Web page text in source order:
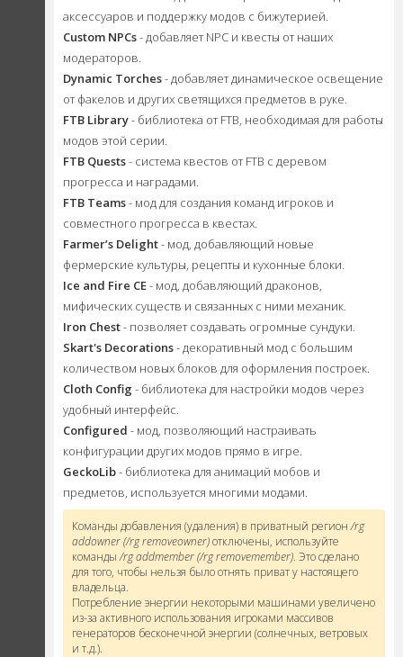
аксессуаров и поддержку модов с бижутерией.
Custom NPCs- добавляет NPC и квесты от наших
модераторов.
Dynamic Torches- добавляет динамическое освещение
от факелов и других светящихся предметов в руке.
FTB Library- библиотека от FTB, необходимая для работы
модов этой серии.
FTB Quests- система квестов от FTB с деревом
прогресса и наградами.
FTB Teams- мод для создания команд игроков и
совместного прогресса в квестах.
Farmer’s Delight- мод, добавляющий новые
фермерские культуры, рецепты и кухонные блоки.
Ice and Fire CE- мод, добавляющий драконов,
мифических существ и связанных с ними механик.
Iron Chest- позволяет создавать огромные сундуки.
Skart's Decorations- декоративный мод с большим
количеством новых блоков для оформления построек.
Cloth Config - библиотека для настройки модов через
удобный интерфейс.
Configured - мод, позволяющий настраивать
конфигурации других модов прямо в игре.
GeckoLib- библиотека для анимаций мобов и
предметов, используется многими модами.
Команды добавления (удаления) в приватный регион/rg
addowner (/rg removeowner)отключены, используйте
команды/rg addmember (/rg removemember). Это сделано
для того, чтобы нельзя было отнять приват у настоящего
владельца.
Потребление энергии некоторыми машинами увеличено
из-за активного использования игроками массивов
генераторов бесконечной энергии (солнечных, ветровых
и т.д.).